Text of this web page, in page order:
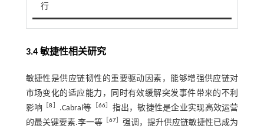
行
3.4 敏捷性相关研究
敏捷性是供应链韧性的重要驱动因素，能够增强供应链对
市场变化的适应能力，同时有效缓解突发事件带来的不利
影响
［8 .Cabral等 66］ 指出，敏捷性是企业实现高效运营
的最关键要素.李一等［ 67］ 强调，提升供应链敏捷性已成为